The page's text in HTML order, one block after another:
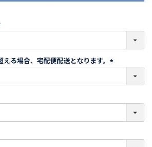
る場合、宅配便配送となります。
必
)